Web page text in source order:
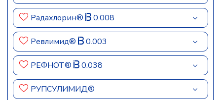
Радахлорин® 0.008
Ревлимид® 0.003
РЕФНОТ® 0.038
РУПСУЛИМИД®